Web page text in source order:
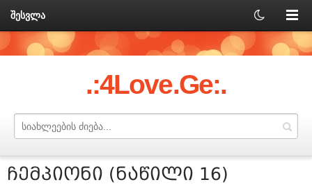
შესვლა
.:4Love.Ge:.
ჩემპიონი (ნაწილი 16)